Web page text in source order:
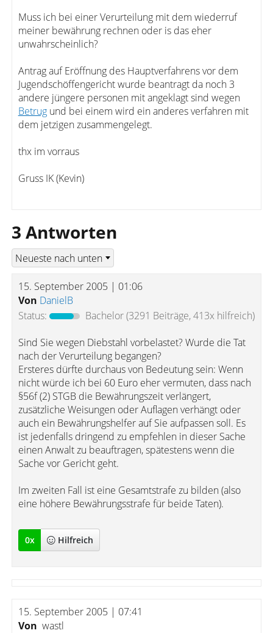
Muss ich bei einer Verurteilung mit dem wiederruf
meiner bewährung rechnen oder is das eher
unwahrscheinlich?
Antrag auf Eröffnung des Hauptverfahrens vor dem
Jugendschöffengericht wurde beantragt da noch 3
andere jüngere personen mit angeklagt sind wegen
Betrug und bei einem wird ein anderes verfahren mit
dem jetzigen zusammengelegt.
thx im vorraus
Gruss IK (Kevin)
3 Antworten
15. September 2005 | 01:06
Von DanielB
Status:
Bachelor(3291 Beiträge, 413x hilfreich)
Sind Sie wegen Diebstahl vorbelastet? Wurde die Tat
nach der Verurteilung begangen?
Ersteres dürfte durchaus von Bedeutung sein: Wenn
nicht würde ich bei 60 Euro eher vermuten, dass nach
§56f (2) STGB die Bewährungszeit verlängert,
zusätzliche Weisungen oder Auflagen verhängt oder
auch ein Bewährungshelfer auf Sie aufpassen soll. Es
ist jedenfalls dringend zu empfehlen in dieser Sache
einen Anwalt zu beauftragen, spätestens wenn die
Sache vor Gericht geht.
Im zweiten Fall ist eine Gesamtstrafe zu bilden (also
eine höhere Bewährungsstrafe für beide Taten).
0x Hilfreich
15. September 2005 | 07:41
Von wastl